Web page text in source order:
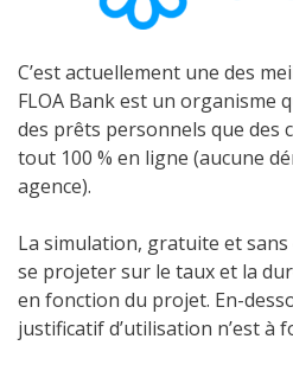
C’est actuellement une des
FLOA Bank est un organisme
des prêts personnels que des
tout 100 % en ligne (aucune
agence).
La simulation, gratuite et
se projeter sur le taux et la
en fonction du projet. En-
justificatif d’utilisation n’est à